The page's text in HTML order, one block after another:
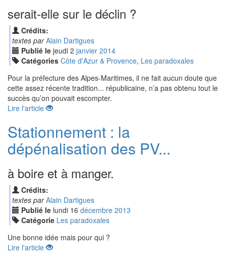
serait-elle sur le déclin ?
Crédits:
textes par Alain Dartigues
Publié le jeudi 2 janvier 2014
Catégories Côte d'Azur & Provence, Les paradoxales
Pour la préfecture des Alpes-Maritimes, il ne fait aucun doute que
cette assez récente tradition... républicaine, n’a pas obtenu tout le
succès qu’on pouvait escompter.
Lire l'article
Stationnement : la
dépénalisation des PV...
à boire et à manger.
Crédits:
textes par Alain Dartigues
Publié le lundi 16 décembre 2013
Catégorie Les paradoxales
Une bonne idée mais pour qui ?
Lire l'article